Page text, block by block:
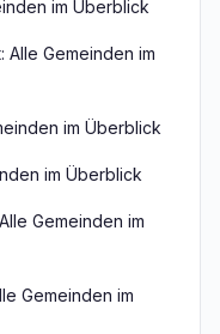
im Überblick
Alle Gemeinden im
im Überblick
im Überblick
Gemeinden im
Gemeinden im